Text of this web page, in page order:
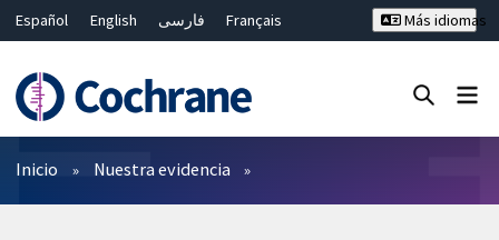
Español English فارسی
Français
Bahasa Malaysia
ไทย 繁體中文
Más idiomas
Filtros
Inicio Nuestra evidencia